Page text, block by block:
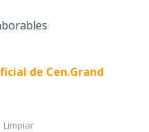
desde
7.899,00 €
de Cen.Grand
Limpiar